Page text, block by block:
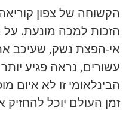
הקשוחה של צפון
הזכות למכה מונעת.
אי-הפצת נשק, שעיכב
עשורים, נראה פגיע
הבינלאומי זו לא
זמן העולם יוכל